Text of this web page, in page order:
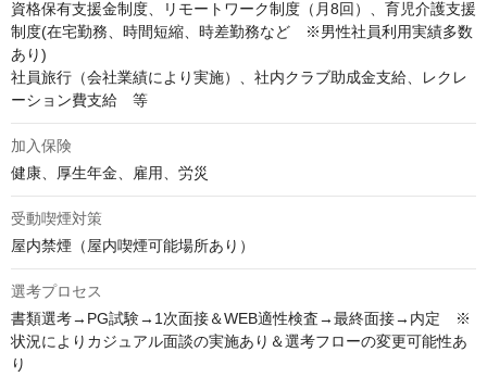
資格保有支援金制度、リモートワーク制度（月8回）、育児介護支援
制度(在宅勤務、時間短縮、時差勤務など　※男性社員利用実績多数
あり)
社員旅行（会社業績により実施）、社内クラブ助成金支給、レクレ
ーション費支給　等
加入保険
健康、厚生年金、雇用、労災
受動喫煙対策
屋内禁煙（屋内喫煙可能場所あり）
選考プロセス
書類選考→PG試験→1次面接＆WEB適性検査→最終面接→内定　※
状況によりカジュアル面談の実施あり＆選考フローの変更可能性あ
り